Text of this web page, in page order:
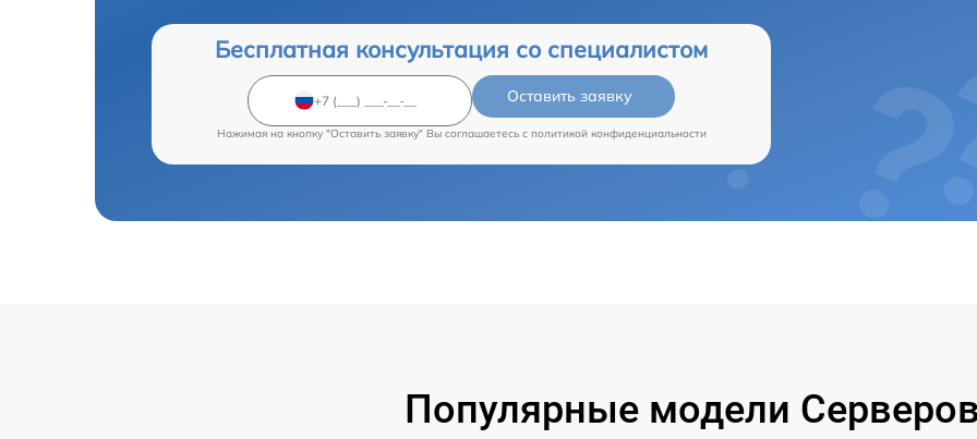
Бесплатная консультация со специалистом
Оставить заявку
Нажимая на кнопку "Оставить заявку" Вы соглашаетесь c политикой конфиденциальности
Популярные модели